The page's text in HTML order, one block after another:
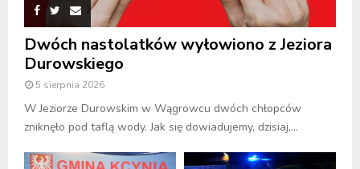
Dwóch nastolatków wyłowiono z Jeziora
Durowskiego
5 sierpnia 2026
W Jeziorze Durowskim w Wągrowcu dwóch chłopców
zniknęło pod taflą wody. Jak się dowiadujemy, dzisiaj,...